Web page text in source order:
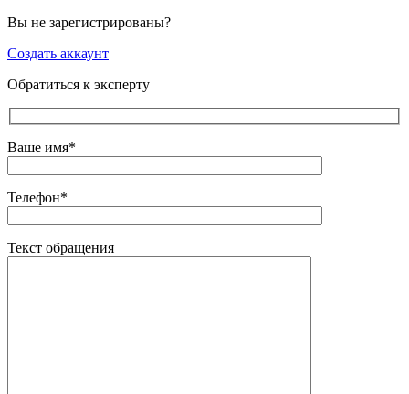
Вы не зарегистрированы?
Создать аккаунт
Обратиться к эксперту
Ваше имя*
Телефон*
Текст обращения